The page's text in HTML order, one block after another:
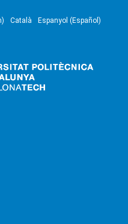
Català Espanyol (Español)